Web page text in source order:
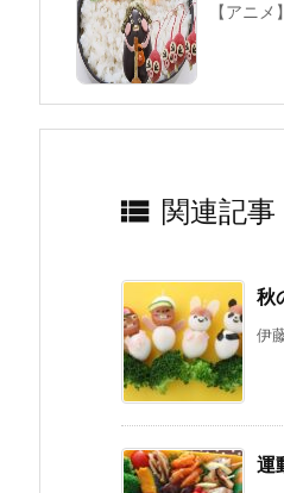
【アニ
 関連記事
秋
伊
運